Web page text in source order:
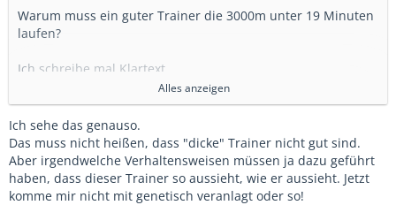
Warum muss ein guter Trainer die 3000m unter 19 Minuten
laufen?
Ich schreibe mal Klartext.
Du willst sagen, man will mit diesem Kriterium dicke Trainer
vom Traineramt fernhalten, da kein gutes Vorbild.
Quasi durch clevere Testkriterien.
Wenn das so wäre, wäre das eine dicke Diskriminierung.
Das sollte man den Vereinen doch lieber selbst überlassen,
Alles anzeigen
Ich sehe das genauso.
Das muss nicht heißen, dass "dicke" Trainer nicht gut sind.
Aber irgendwelche Verhaltensweisen müssen ja dazu geführt
haben, dass dieser Trainer so aussieht, wie er aussieht. Jetzt
komme mir nicht mit genetisch veranlagt oder so!